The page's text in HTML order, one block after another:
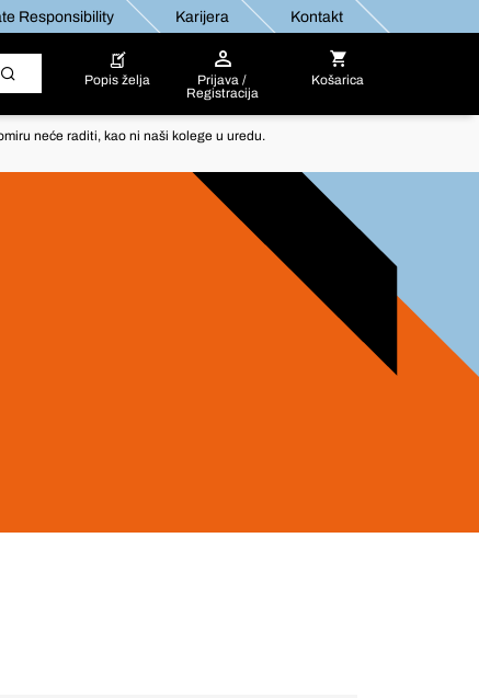
Responsibility Karijera Kontakt
Popis želja
Prijava /
Registracija
Košarica
neće raditi, kao ni naši kolege u uredu.